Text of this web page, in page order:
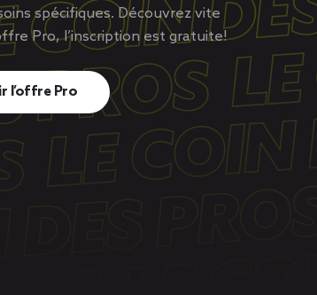
spécifiques. Découvrez vite
Pro, l’inscription est gratuite!
l’offre Pro